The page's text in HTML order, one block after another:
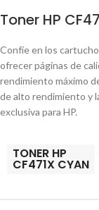
Toner HP
Confíe en los
ofrecer páginas de
rendimiento máximo
de alto rendimiento y
exclusiva para HP.
TONER HP
CF471X CYAN